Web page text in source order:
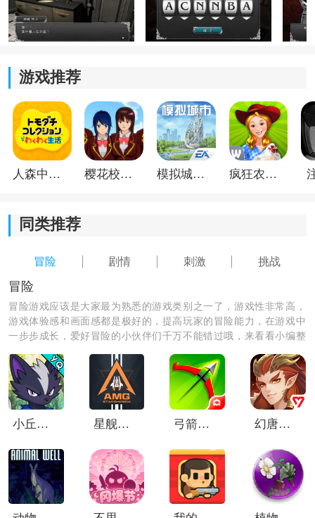
《逃脱解谜古董旅店》游戏亮点：
1)多个剧情线和精心设计的关卡，根据自己的喜好和能力
2)主角形象丰富多样，每个主角都有独特的性格和特点，
给玩家带来更加多元化的游戏体验。
3)古董店场景精美细致，通过观察和探索寻找线索和道
具，解开谜题。
4)支持道具付费模式，通过购买道具来辅助解谜和顺利逃
脱，并提供更好的游戏体验。
游戏推荐
人森中文版 樱花校园模拟器1.048.00中文版 模拟城市我是巿长联机版 疯狂农场3美国派19
同类推荐
冒险 剧情 刺激 挑战
冒险
冒险游戏应该是大家最为熟悉的游戏类别之一了，游戏性非常高，
游戏体验感和画面感都是极好的，提高玩家的冒险能力，在游戏中
一步步成长，爱好冒险的小伙伴们千万不能错过哦，来看看小编整
小丘妖怪 星舰纪元手游 弓箭传说小米版 幻唐志洪荒现世